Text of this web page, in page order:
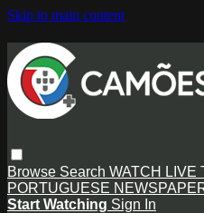
Skip to main content
Browse Search WATCH LIVE
PORTUGUESE
Start Watching Sign In